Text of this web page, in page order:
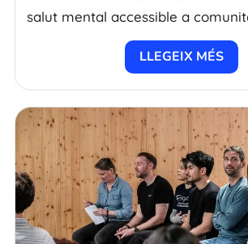
salut mental accessible a
LLEGEIX MÉS